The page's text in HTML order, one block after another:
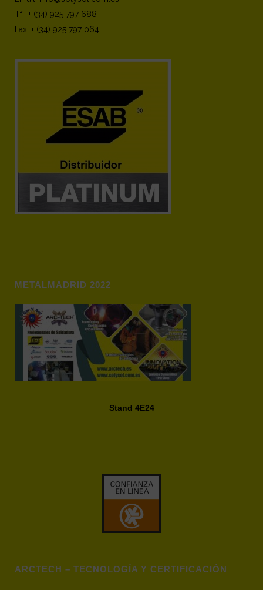
Tf.: + (34) 925 797 688
Fax: + (34) 925 797 064
METALMADRID 2022
Stand 4E24
ARCTECH – TECNOLOGÍA Y CERTIFICACIÓN